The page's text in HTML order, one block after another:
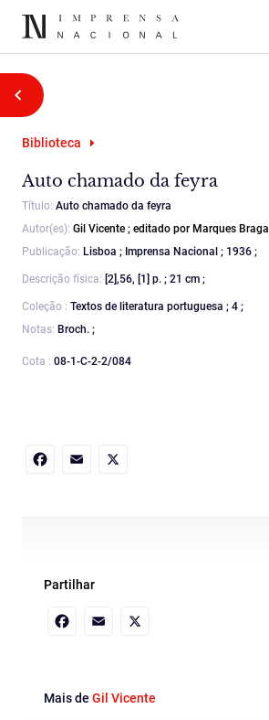
Biblioteca
Auto chamado da feyra
Título: Auto chamado da feyra
Autor(es): Gil Vicente ; editado por Marques Braga
Publicação: Lisboa ; Imprensa Nacional ; 1936 ;
Descrição física: [2],56, [1] p. ; 21 cm ;
Coleção : Textos de literatura portuguesa ; 4 ;
Notas: Broch. ;
Cota : 08-1-C-2-2/084
Partilhar
Mais de Gil Vicente